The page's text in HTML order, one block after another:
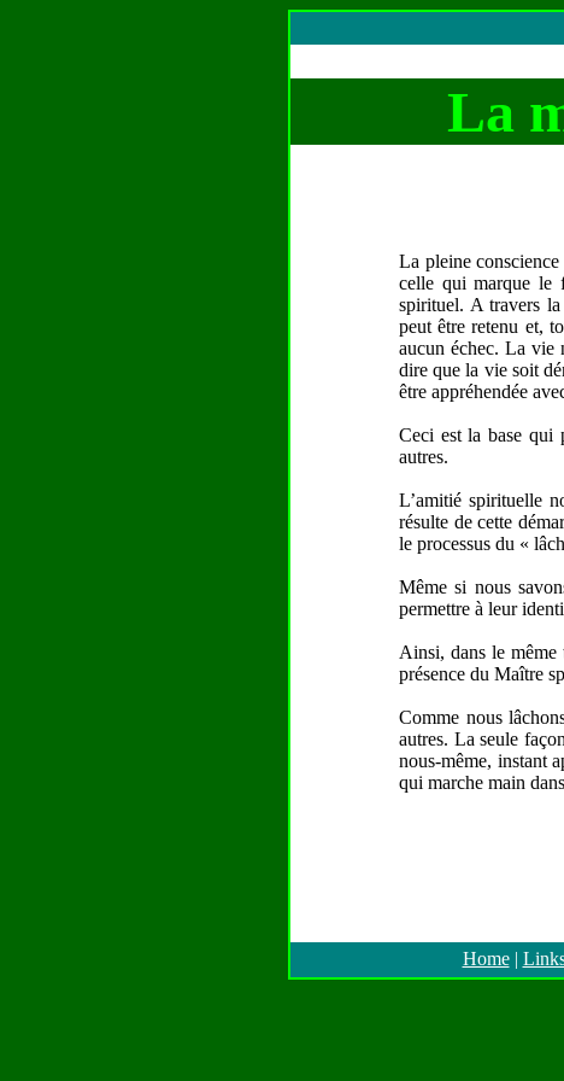
La
La pleine
celle qui marque le
spirituel. A travers
peut être retenu et,
aucun échec. La vie
dire que la vie soit
être appréhendée
Ceci est la base qui
autres.
L’amitié spirituelle
résulte de cette
le processus du «
Même si nous
permettre à leur
Ainsi, dans le même
présence du Maître
Comme nous
autres. La seule
nous-même, instant
qui marche main
Home|